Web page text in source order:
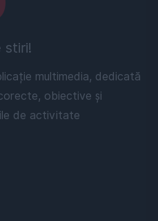
stiri!
multimedia, dedicată
obiective și
de activitate